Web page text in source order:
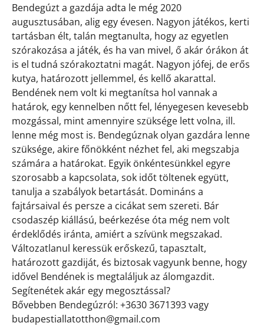
Bendegúzt a gazdája adta le még 2020
augusztusában, alig egy évesen. Nagyon játékos, kerti
tartásban élt, talán megtanulta, hogy az egyetlen
szórakozása a játék, és ha van mivel, ő akár órákon át
is el tudná szórakoztatni magát. Nagyon jófej, de erős
kutya, határozott jellemmel, és kellő akarattal.
Bendének nem volt ki megtanítsa hol vannak a
határok, egy kennelben nőtt fel, lényegesen kevesebb
mozgással, mint amennyire szüksége lett volna, ill.
lenne még most is. Bendegúznak olyan gazdára lenne
szüksége, akire főnökként nézhet fel, aki megszabja
számára a határokat. Egyik önkéntesünkkel egyre
szorosabb a kapcsolata, sok időt töltenek együtt,
tanulja a szabályok betartását. Domináns a
fajtársaival és persze a cicákat sem szereti. Bár
csodaszép kiállású, beérkezése óta még nem volt
érdeklődés iránta, amiért a szívünk megszakad.
Változatlanul keressük erőskezű, tapasztalt,
határozott gazdiját, és biztosak vagyunk benne, hogy
idővel Bendének is megtaláljuk az álomgazdit.
Segítenétek akár egy megosztással?
Bővebben Bendegúzról: +3630 3671393 vagy
budapestiallatotthon@gmail.com